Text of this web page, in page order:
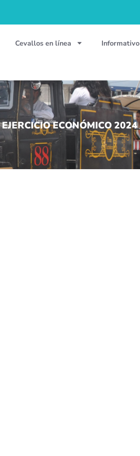
Cevallos en línea Informativo
ECONÓMICO 2024